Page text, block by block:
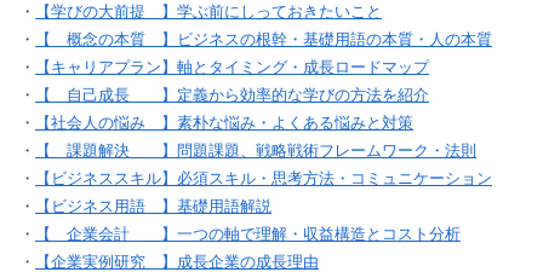
・
【学びの大前提 】学ぶ前にしっておきたいこと
・
【 概念の本質 】ビジネスの根幹・基礎用語の本質・人の本質
・
【キャリアプラン】軸とタイミング・成長ロードマップ
・
【 自己成長 】定義から効率的な学びの方法を紹介
・
【社会人の悩み 】素朴な悩み・よくある悩みと対策
・
【 課題解決 】問題課題、戦略戦術フレームワーク・法則
・
【ビジネススキル】必須スキル・思考方法・コミュニケーション
・
【ビジネス用語 】基礎用語解説
・
【 企業会計 】一つの軸で理解・収益構造とコスト分析
・
【企業実例研究 】成長企業の成長理由